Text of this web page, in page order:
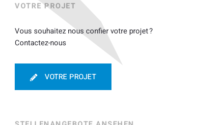
VOTRE PROJET
Vous souhaitez nous confier votre projet ?
Contactez-nous
VOTRE PROJET